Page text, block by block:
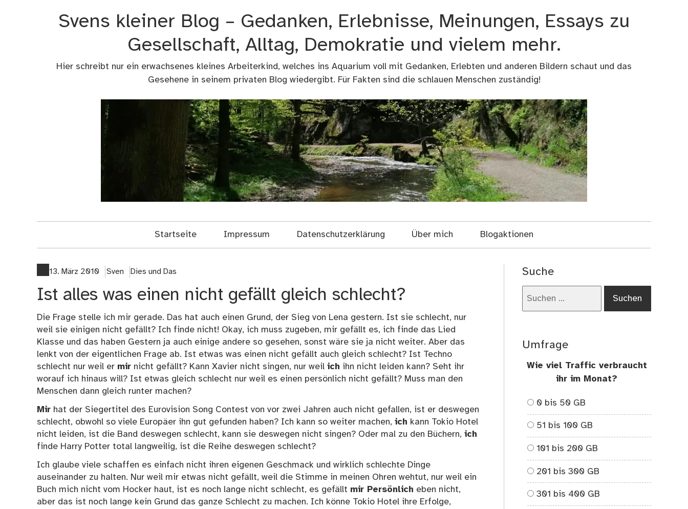
Svens kleiner Blog – Gedanken, Erlebnisse, Meinungen, Essays zu
Gesellschaft, Alltag, Demokratie und vielem mehr.
Hier schreibt nur ein erwachsenes kleines Arbeiterkind, welches ins Aquarium voll mit Gedanken, Erlebten und anderen Bildern schaut und das
Gesehene in seinem privaten Blog wiedergibt. Für Fakten sind die schlauen Menschen zuständig!
Startseite Impressum Datenschutzerklärung Über mich Blogaktionen
13. März 2010 Sven Dies und Das
Ist alles was einen nicht gefällt gleich schlecht?
Die Frage stelle ich mir gerade. Das hat auch einen Grund, der Sieg von Lena gestern. Ist sie schlecht, nur
weil sie einigen nicht gefällt? Ich finde nicht! Okay, ich muss zugeben, mir gefällt es, ich finde das Lied
Klasse und das haben Gestern ja auch einige andere so gesehen, sonst wäre sie ja nicht weiter. Aber das
lenkt von der eigentlichen Frage ab. Ist etwas was einen nicht gefällt auch gleich schlecht? Ist Techno
schlecht nur weil er mir nicht gefällt? Kann Xavier nicht singen, nur weil ich ihn nicht leiden kann? Seht ihr
worauf ich hinaus will? Ist etwas gleich schlecht nur weil es einen persönlich nicht gefällt? Muss man den
Menschen dann gleich runter machen?
Mir hat der Siegertitel des Eurovision Song Contest von vor zwei Jahren auch nicht gefallen, ist er deswegen
schlecht, obwohl so viele Europäer ihn gut gefunden haben? Ich kann so weiter machen, ich kann Tokio Hotel
nicht leiden, ist die Band deswegen schlecht, kann sie deswegen nicht singen? Oder mal zu den Büchern, ich
finde Harry Potter total langweilig, ist die Reihe deswegen schlecht?
Ich glaube viele schaffen es einfach nicht ihren eigenen Geschmack und wirklich schlechte Dinge
auseinander zu halten. Nur weil mir etwas nicht gefällt, weil die Stimme in meinen Ohren wehtut, nur weil ein
Buch mich nicht vom Hocker haut, ist es noch lange nicht schlecht, es gefällt mir Persönlich eben nicht,
aber das ist noch lange kein Grund das ganze Schlecht zu machen. Ich könne Tokio Hotel ihre Erfolge,
Suche
Umfrage
Wie viel Traffic verbraucht
ihr im Monat?
0 bis 50 GB
51 bis 100 GB
101 bis 200 GB
201 bis 300 GB
301 bis 400 GB